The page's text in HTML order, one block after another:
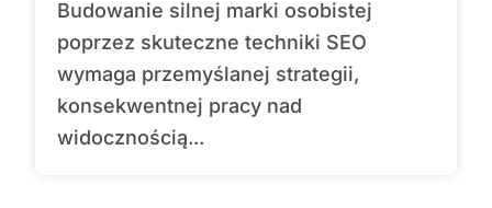
Budowanie silnej marki osobistej
poprzez skuteczne techniki SEO
wymaga przemyślanej strategii,
konsekwentnej pracy nad
widocznością...